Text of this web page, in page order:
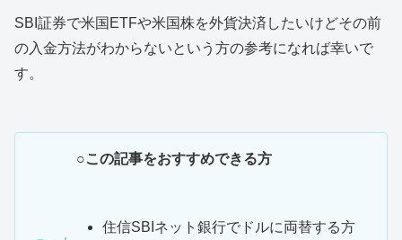
SBI証券で米国ETFや米国株を外貨決済したいけどその前
の入金方法がわからないという方の参考になれば幸いで
す。
○この記事をおすすめできる方
住信SBIネット銀行でドルに両替する方